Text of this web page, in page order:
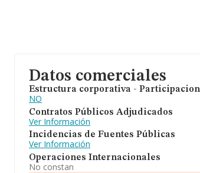
Datos comerciales
Estructura corporativa -
NO
Contratos Públicos Adjudicados
Ver Información
Incidencias de Fuentes Públicas
Ver Información
Operaciones Internacionales
No constan